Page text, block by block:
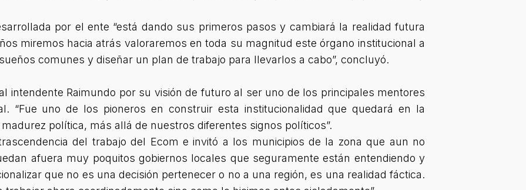
por el ente “está dando sus primeros pasos y cambiará la realidad futura
miremos hacia atrás valoraremos en toda su magnitud este órgano institucional a
comunes y diseñar un plan de trabajo para llevarlos a cabo”, concluyó.
intendente Raimundo por su visión de futuro al ser uno de los principales mentores
“Fue uno de los pioneros en construir esta institucionalidad que quedará en la
política, más allá de nuestros diferentes signos políticos”.
del trabajo del Ecom e invitó a los municipios de la zona que aun no
afuera muy poquitos gobiernos locales que seguramente están entendiendo y
que no es una decisión pertenecer o no a una región, es una realidad fáctica.